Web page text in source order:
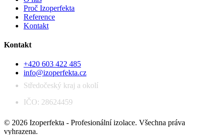
Proč Izoperfekta
Reference
Kontakt
Kontakt
+420 603 422 485
info@izoperfekta.cz
Středočeský kraj a okolí
IČO: 28624459
© 2026 Izoperfekta - Profesionální izolace. Všechna práva
vyhrazena.